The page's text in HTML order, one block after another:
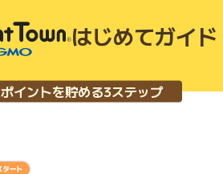
はじめてガイド
ポイントを貯める3ステップ